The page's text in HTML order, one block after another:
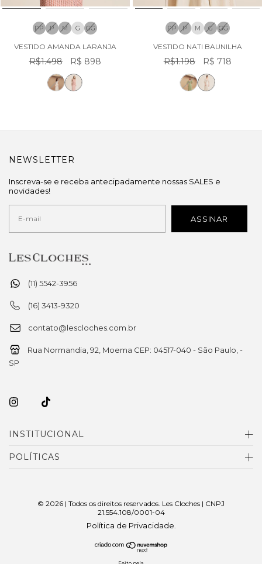
PP P M G GG
VESTIDO AMANDA LARANJA
R$1.498 R$ 898
PP P M G GG
VESTIDO NATI BAUNILHA
R$1.198 R$ 718
(11) 5542-3956
(16) 3413-9320
contato@lescloches.com.br
Rua Normandia, 92, Moema CEP: 04517-040 - São Paulo, -
SP
INSTITUCIONAL
POLÍTICAS
NEWSLETTER
Inscreva-se e receba antecipadamente nossas SALES e
novidades!
© 2026 | Todos os direitos reservados. Les Cloches | CNPJ
21.554.108/0001-04
Política de Privacidade